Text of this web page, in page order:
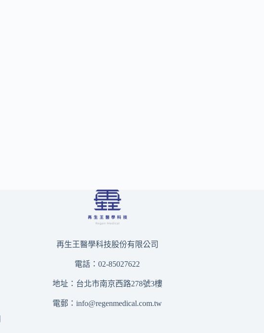
再生王醫學科技股份有限公司
電話：02-85027622
地址：台北市南京西路278號3樓
電郵：info@regenmedical.com.tw